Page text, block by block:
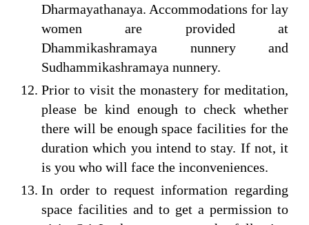
Dharmayathanaya. Accommodations for lay
women are provided at
Dhammikashramaya nunnery and
Sudhammikashramaya nunnery.
Prior to visit the monastery for meditation,
please be kind enough to check whether
there will be enough space facilities for the
duration which you intend to stay. If not, it
is you who will face the inconveniences.
In order to request information regarding
space facilities and to get a permission to